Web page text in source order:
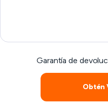
Garantía de
Obtén